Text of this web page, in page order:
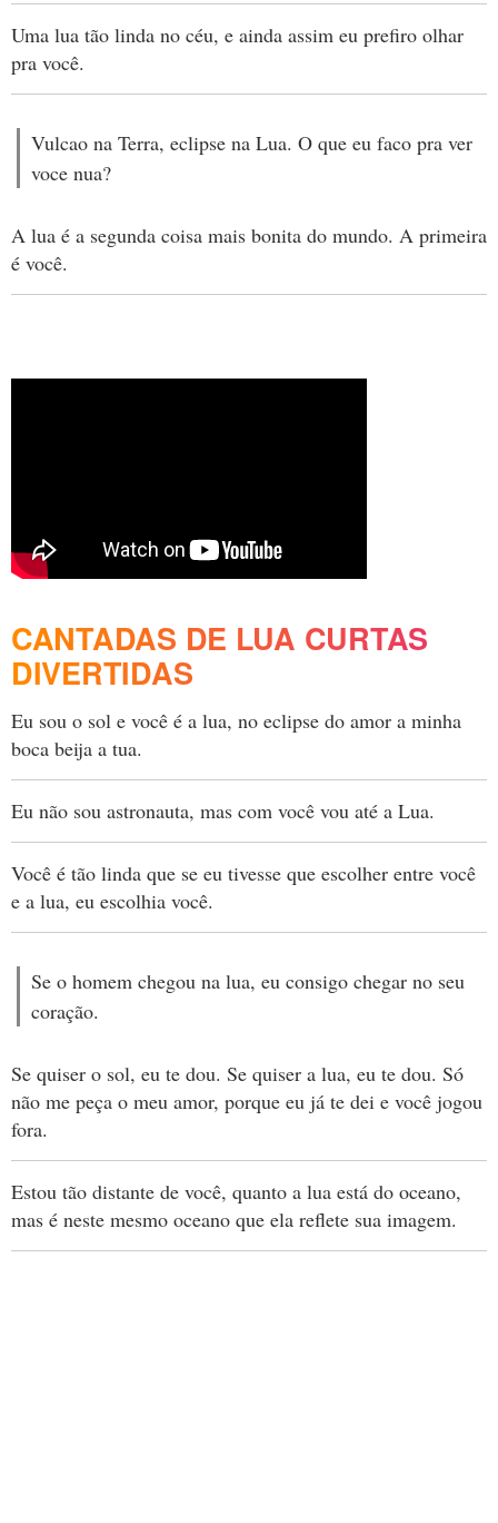
Uma lua tão linda no céu, e ainda assim eu prefiro olhar
pra você.
Vulcao na Terra, eclipse na Lua. O que eu faco pra ver
voce nua?
A lua é a segunda coisa mais bonita do mundo. A primeira
é você.
CANTADAS DE LUA CURTAS
DIVERTIDAS
Eu sou o sol e você é a lua, no eclipse do amor a minha
boca beija a tua.
Eu não sou astronauta, mas com você vou até a Lua.
Você é tão linda que se eu tivesse que escolher entre você
e a lua, eu escolhia você.
Se o homem chegou na lua, eu consigo chegar no seu
coração.
Se quiser o sol, eu te dou. Se quiser a lua, eu te dou. Só
não me peça o meu amor, porque eu já te dei e você jogou
fora.
Estou tão distante de você, quanto a lua está do oceano,
mas é neste mesmo oceano que ela reflete sua imagem.